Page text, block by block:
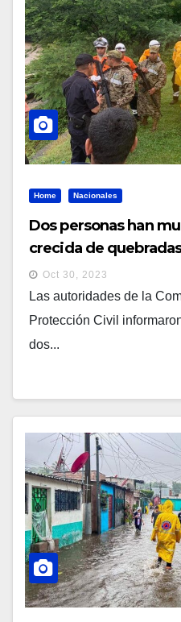
Home Nacionales
Dos personas han
crecida de
Oct 30, 2023
Las autoridades de la
Protección Civil
dos...